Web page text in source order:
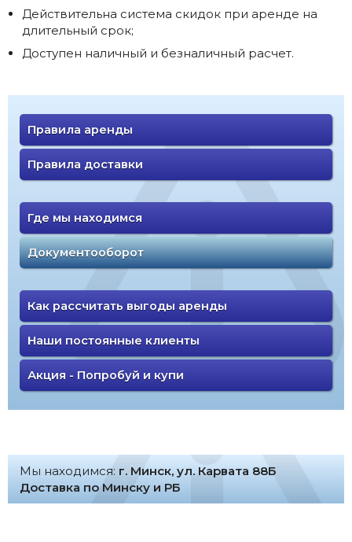
Действительна система скидок при аренде на
длительный срок;
Доступен наличный и безналичный расчет.
Правила аренды
Правила доставки
Где мы находимся
Документооборот
Как рассчитать выгоды аренды
Наши постоянные клиенты
Акция - Попробуй и купи
Мы находимся: г. Минск, ул. Карвата 88Б
Доставка по Минску и РБ